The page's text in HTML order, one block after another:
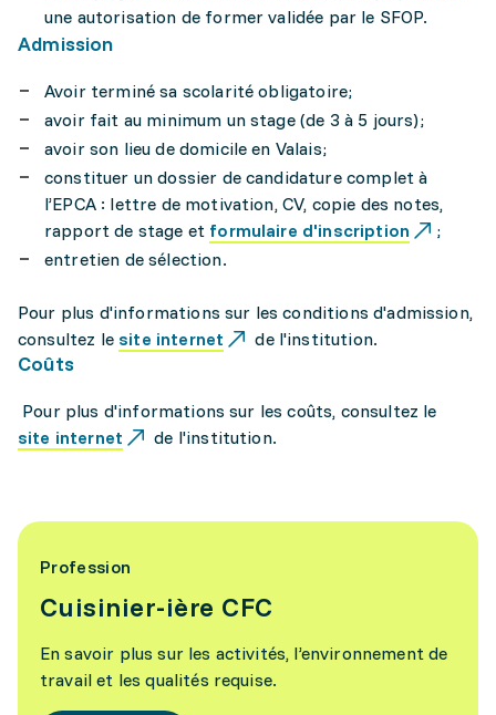
une autorisation de former validée par le SFOP.
Admission
Avoir terminé sa scolarité obligatoire;
avoir fait au minimum un stage (de 3 à 5 jours);
avoir son lieu de domicile en Valais;
constituer un dossier de candidature complet à
l’EPCA : lettre de motivation, CV, copie des notes,
rapport de stage et formulaire d'inscription
;
entretien de sélection.
Pour plus d'informations sur les conditions d'admission,
consultez le site internet de l'institution.
Coûts
Pour plus d'informations sur les coûts, consultez le
site internet
de l'institution.
Profession
Cuisinier-ière CFC
En savoir plus sur les activités, l’environnement de
travail et les qualités requise.